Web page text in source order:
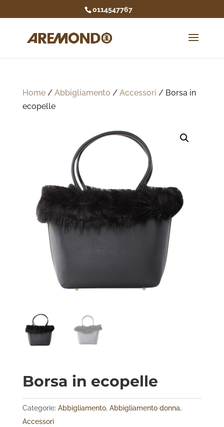
0114547767
Home/ Abbigliamento / Accessori / Borsa in
ecopelle
Borsa in ecopelle
Categorie: Abbigliamento, Abbigliamento donna,
Accessori